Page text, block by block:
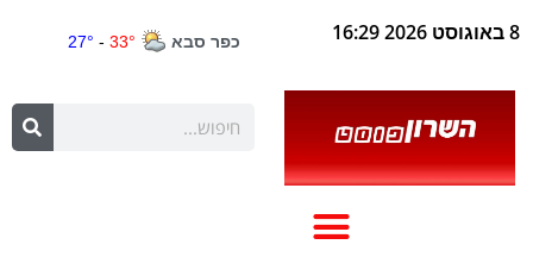
8 באוגוסט 2026 16:29